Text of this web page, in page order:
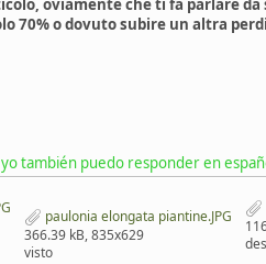
oviamente che ti fa parlare da
70% o dovuto subire un altra
también puedo responder en
paulonia elongata piantine.JPG
366.39 kB, 835x629
visto